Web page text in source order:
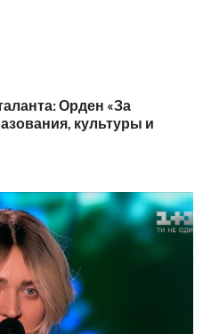
Орден «За
культуры и